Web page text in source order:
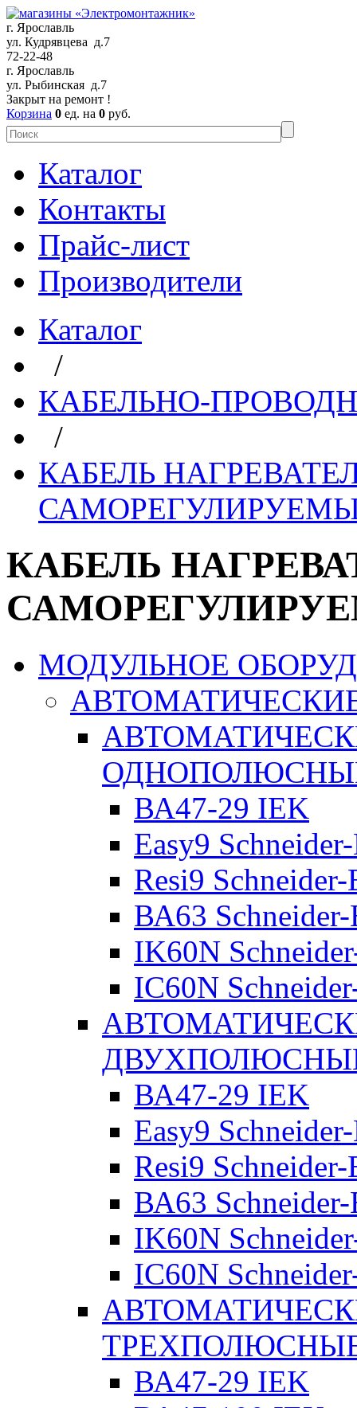
г. Ярославль
ул. Кудрявцева д.7
72-22-48
г. Ярославль
ул. Рыбинская д.7
Закрыт на ремонт !
Корзина 0 ед. на 0 руб.
Каталог
Контакты
Прайс-лист
Производители
Каталог
/
КАБЕЛЬНО-
/
КАБЕЛЬ
КАБЕЛЬ
МОДУЛЬНОЕ
ВА47-29 IEK
Easy9
Resi9
ВА63
IK60N
IC60N
ВА47-29 IEK
Easy9
Resi9
ВА63
IK60N
IC60N
ВА47-29 IEK